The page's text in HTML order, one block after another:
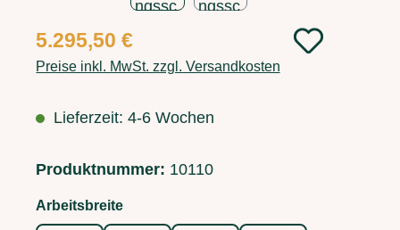
Regulärer Preis:
5.295,50 €
Preise inkl. MwSt. zzgl. Versandkosten
Lieferzeit: 4-6 Wochen
Produktnummer: 10110
Arbeitsbreiteauswählen